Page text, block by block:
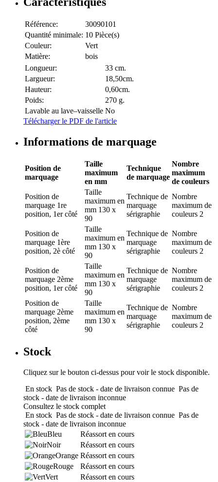
Référence:
30090101
Quantité minimale: 10 Pièce(s)
Couleur:
Vert
Matière:
bois
Longueur:
33 cm.
Largueur:
18,50cm.
Hauteur:
0,60cm.
Poids:
270 g.
Lavable au lave–vaisselle No
Télécharger le PDF de l'article
Informations de marquage
Position de
marquage
Taille
maximum
en mm
Technique
de marquage
Nombre
maximum
de couleurs
Position de
marquage 1re
position, 1er côté
Taille
maximum en
mm 130 x
90
Technique de
marquage
sérigraphie
Nombre
maximum de
couleurs 2
Position de
marquage 1ère
position, 2è côté
Taille
maximum en
mm 130 x
90
Technique de
marquage
sérigraphie
Nombre
maximum de
couleurs 2
Position de
marquage 2ème
position, 1er côté
Taille
maximum en
mm 130 x
90
Technique de
marquage
sérigraphie
Nombre
maximum de
couleurs 2
Position de
marquage 2ème
position, 2ème
côté
Taille
maximum en
mm 130 x
90
Technique de
marquage
sérigraphie
Nombre
maximum de
couleurs 2
Stock
Cliquez sur le bouton ci-dessus pour voir le stock disponible.
En stock Pas de stock - date de livraison connue Pas de
stock - date de livraison inconnue
Consultez le stock complet
En stock Pas de stock - date de livraison connue Pas de
stock - date de livraison inconnue
Bleu
Réassort en cours
Noir
Réassort en cours
Orange Réassort en cours
Rouge
Réassort en cours
Vert
Réassort en cours